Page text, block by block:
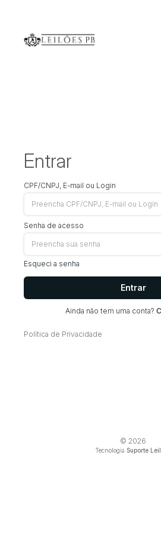
Entrar
CPF/CNPJ, E-mail ou Login
Senha de acesso
Esqueci a senha
Entrar
Ainda não tem uma conta?
Política de Privacidade
© 2026
Tecnologia Suporte